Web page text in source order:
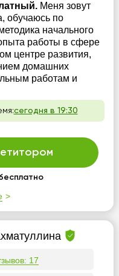
Меня зовут
обучаюсь по
начального
работы в сфере
центре развития,
домашних
работам и
сегодня в 19:30
17